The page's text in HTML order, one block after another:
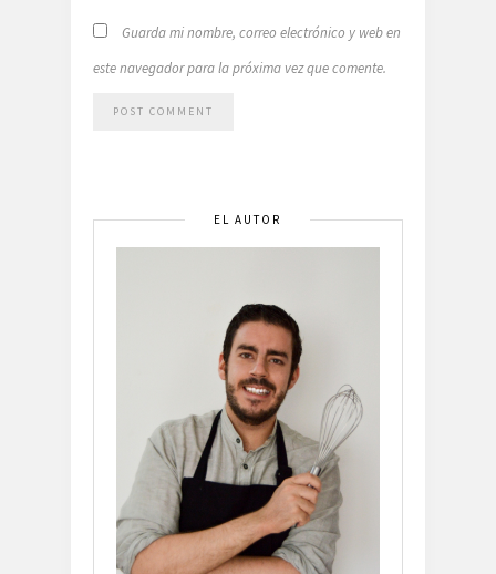
Guarda mi nombre, correo electrónico y web en
este navegador para la próxima vez que comente.
EL AUTOR